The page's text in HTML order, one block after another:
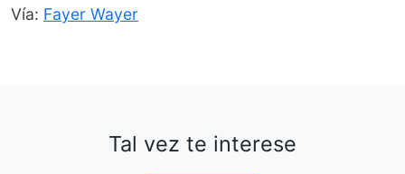
Vía: Fayer Wayer
Tal vez te interese